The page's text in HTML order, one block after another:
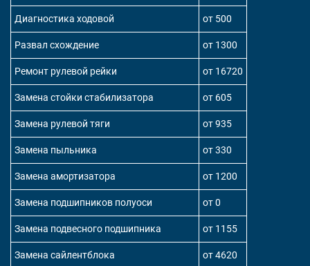
Диагностика ходовой от 500
Развал схождение от 1300
Ремонт рулевой рейки от 16720
Замена стойки стабилизатора от 605
Замена рулевой тяги от 935
Замена пыльника от 330
Замена амортизатора от 1200
Замена подшипников полуоси от 0
Замена подвесного подшипника от 1155
Замена сайлентблока от 4620